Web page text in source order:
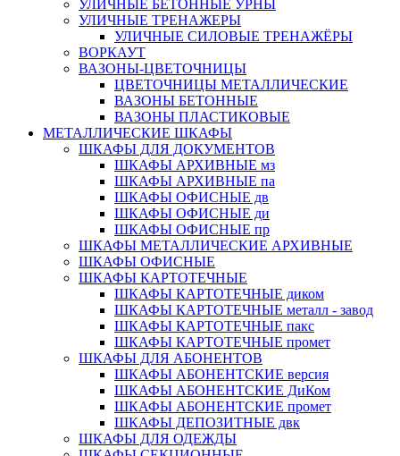
УЛИЧНЫЕ БЕТОННЫЕ УРНЫ
УЛИЧНЫЕ ТРЕНАЖЕРЫ
УЛИЧНЫЕ СИЛОВЫЕ ТРЕНАЖЁРЫ
ВОРКАУТ
ВАЗОНЫ-ЦВЕТОЧНИЦЫ
ЦВЕТОЧНИЦЫ МЕТАЛЛИЧЕСКИЕ
ВАЗОНЫ БЕТОННЫЕ
ВАЗОНЫ ПЛАСТИКОВЫЕ
МЕТАЛЛИЧЕСКИЕ ШКАФЫ
ШКАФЫ ДЛЯ ДОКУМЕНТОВ
ШКАФЫ АРХИВНЫЕ мз
ШКАФЫ АРХИВНЫЕ па
ШКАФЫ ОФИСНЫЕ дв
ШКАФЫ ОФИСНЫЕ ди
ШКАФЫ ОФИСНЫЕ пр
ШКАФЫ МЕТАЛЛИЧЕСКИЕ АРХИВНЫЕ
ШКАФЫ ОФИСНЫЕ
ШКАФЫ КАРТОТЕЧНЫЕ
ШКАФЫ КАРТОТЕЧНЫЕ диком
ШКАФЫ КАРТОТЕЧНЫЕ металл - завод
ШКАФЫ КАРТОТЕЧНЫЕ пакс
ШКАФЫ КАРТОТЕЧНЫЕ промет
ШКАФЫ ДЛЯ АБОНЕНТОВ
ШКАФЫ АБОНЕНТСКИЕ версия
ШКАФЫ АБОНЕНТСКИЕ ДиКом
ШКАФЫ АБОНЕНТСКИЕ промет
ШКАФЫ ДЕПОЗИТНЫЕ двк
ШКАФЫ ДЛЯ ОДЕЖДЫ